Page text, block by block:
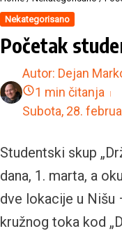
Nekategorisano
Početak
Autor: Dejan
1 min čitanja
Subota, 28.
Studentski skup
dana, 1. marta, a
dve lokacije u Nišu
kružnog toka kod